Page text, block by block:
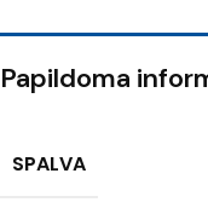
Papildoma
SPALVA